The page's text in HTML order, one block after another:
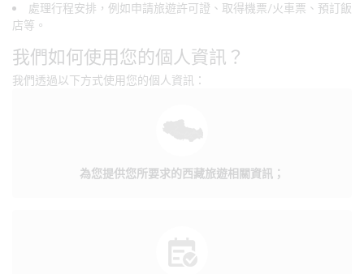
處理行程安排，例如申請旅遊許可證、取得機票/火車票、預訂飯
店等。
我們如何使用您的個人資訊？
我們透過以下方式使用您的個人資訊：
為您提供您所要求的西藏旅遊相關資訊；